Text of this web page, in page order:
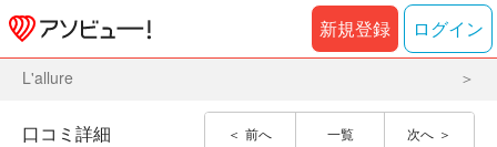
新規登録 ログイン
L'allure
前へ 一覧 次へ
口コミ詳細